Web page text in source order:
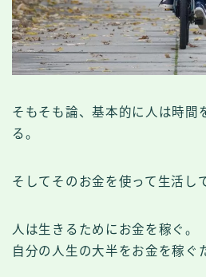
そもそも論、基本的に人は時間
る。
そしてそのお金を使って生活し
人は生きるためにお金を稼ぐ。
自分の人生の大半をお金を稼ぐ